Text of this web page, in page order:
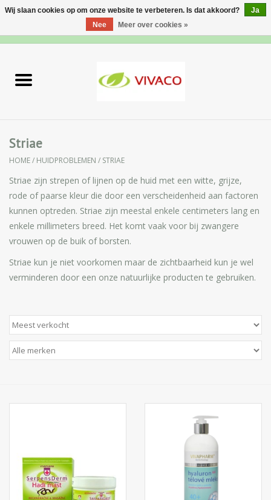
Lichaamsverzorging
Specialiteiten
Natuurlijke Kruiden
Apotheek
Huidproblemen
Parfum
Blog
Striae
HOME/ HUIDPROBLEMEN / STRIAE
Striae zijn strepen of lijnen op de huid met een witte, grijze,
rode of paarse kleur die door een verscheidenheid aan factoren
kunnen optreden. Striae zijn meestal enkele centimeters lang en
enkele millimeters breed. Het komt vaak voor bij zwangere
vrouwen op de buik of borsten.
Striae kun je niet voorkomen maar de zichtbaarheid kun je wel
verminderen door een onze natuurlijke producten te gebruiken.
Wij slaan cookies op om onze website te verbeteren. Is dat akkoord?
Ja
Nee
Meer over cookies »